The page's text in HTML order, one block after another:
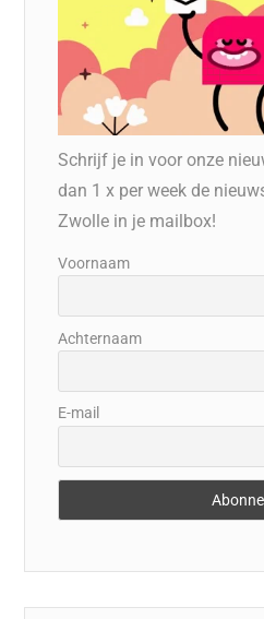
Schrijf je in voor onze
dan 1 x per week de
Zwolle in je mailbox!
Voornaam
Achternaam
E-mail